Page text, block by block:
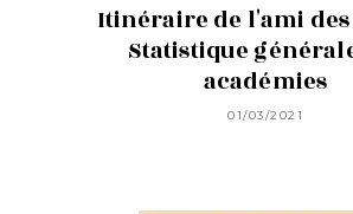
Itinéraire de l'ami
Statistique
académies
01/03/2021